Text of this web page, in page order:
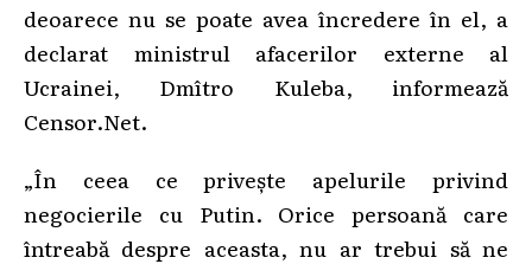
deoarece nu se poate avea încredere în el, a
declarat ministrul afacerilor externe al
Ucrainei, Dmîtro Kuleba, informează
Censor.Net.
„În ceea ce privește apelurile privind
negocierile cu Putin. Orice persoană care
întreabă despre aceasta, nu ar trebui să ne